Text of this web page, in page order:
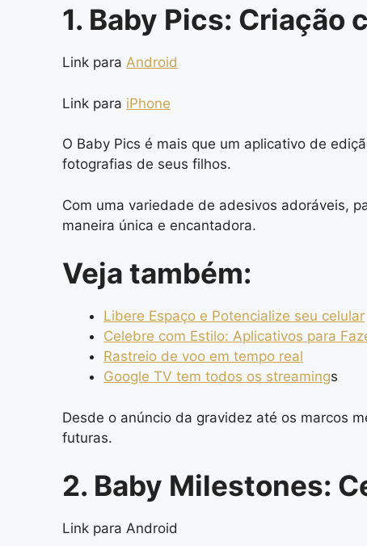
1. Baby Pics: Criação
Link para Android
Link para iPhone
O Baby Pics é mais que um aplicativo de
fotografias de seus filhos.
Com uma variedade de adesivos adoráveis,
maneira única e encantadora.
Veja também:
Libere Espaço e Potencialize seu celular
Celebre com Estilo: Aplicativos para
Rastreio de voo em tempo real
Google TV tem todos os streamings
Desde o anúncio da gravidez até os marcos
futuras.
2. Baby Milestones:
Link para Android